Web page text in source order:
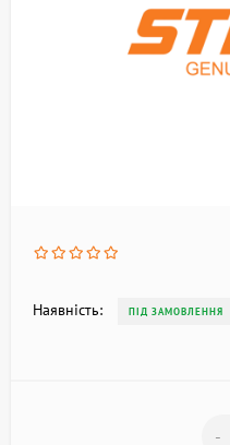
Наявність: ПІД ЗАМОВЛЕННЯ
-